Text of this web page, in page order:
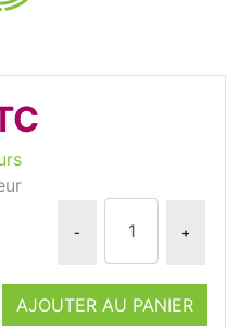
- +
AJOUTER AU PANIER